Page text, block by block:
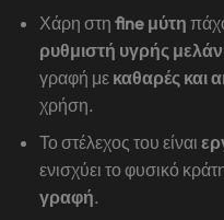
Χάρη στη fine μύτη
ρυθμιστή υγρής
γραφή με καθαρές και
χρήση.
Το στέλεχος του είναι
ενισχύει το φυσικό
γραφή.